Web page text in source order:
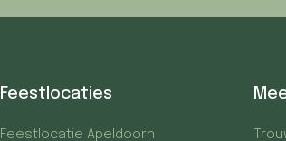
Feestlocaties
Feestlocatie Apeldoorn